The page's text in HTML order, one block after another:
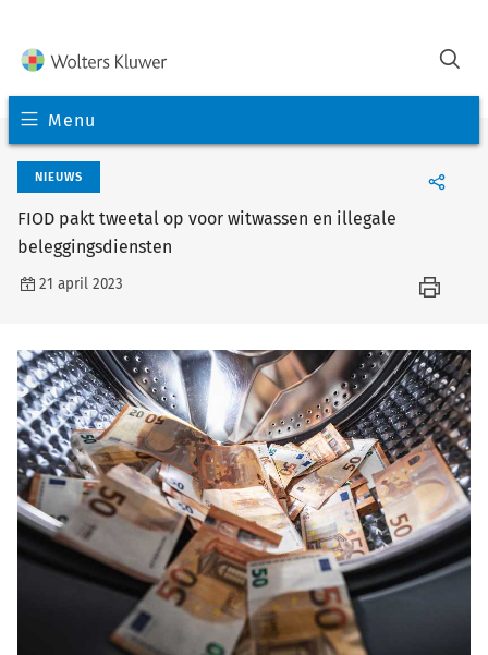
Menu
NIEUWS
FIOD pakt tweetal op voor witwassen en illegale
beleggingsdiensten
21 april 2023